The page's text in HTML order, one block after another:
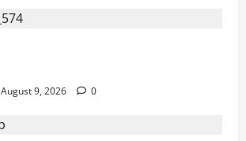
August 9, 2026
0